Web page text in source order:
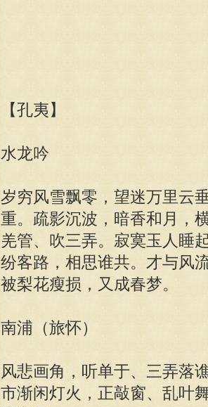
【孔夷】
水龙吟
岁穷风雪飘零，望迷万里云
重。疏影沉波，暗香和月，
羌管、吹三弄。寂寞玉人睡
纷客路，相思谁共。才与风
被梨花瘦损，又成春梦。
南浦（旅怀）
风悲画角，听单于、三弄落
市渐闲灯火，正敲窗、乱叶